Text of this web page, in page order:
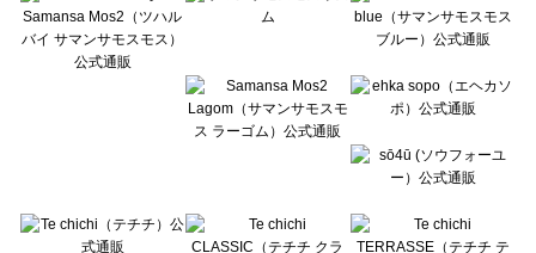
BETTY'S BLUE（べティーズブルー）の一覧
Wpc.（ワールドパーティー）の一覧